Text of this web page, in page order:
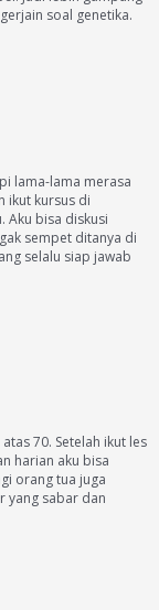
soal genetika.
lama-lama merasa
ikut kursus di
Aku bisa diskusi
sempet ditanya di
selalu siap jawab
70. Setelah ikut les
harian aku bisa
orang tua juga
yang sabar dan